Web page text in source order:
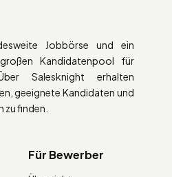
Jobbörse und ein
Kandidatenpool für
Salesknight erhalten
geeignete Kandidaten und
zu finden.
Für Bewerber